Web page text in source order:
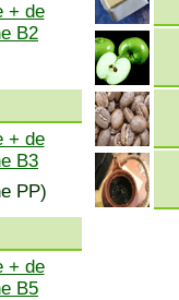
+ de
B2
+ de
B3
PP)
+ de
B5